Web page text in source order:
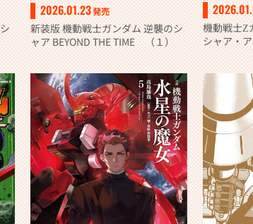
2026.01.23発売
新装版 機動戦士ガンダム 逆襲のシ
ャア BEYOND THE TIME （１）
機動戦士
シャア・